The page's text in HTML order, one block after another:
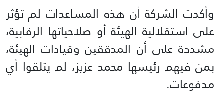
وأكدت الشركة أن هذه المساعدات لم تؤثر
على استقلالية الهيئة أو صلاحياتها الرقابية،
مشددة على أن المدققين وقيادات الهيئة،
بمن فيهم رئيسها محمد عزيز، لم يتلقوا أي
مدفوعات.